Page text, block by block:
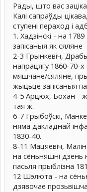
Рады, што вас
Калі сапраўды
ступені пераход і
1. Хадзінскі - на
запісаныя як сяляне
2-3 Грынкевіч,
напрацягу 1860-70-
мяшчане/сяляне,
жыцьцё запісаныя
4-5 Арцюх, Бохан -
тая ж.
6-7 Грыбоўскі,
няма дакладнай
1830-40.
8-11 Мацяевіч,
на сёньняшні дзень
пасьля прыблізна
12 Шэлюта - на
дзявочае